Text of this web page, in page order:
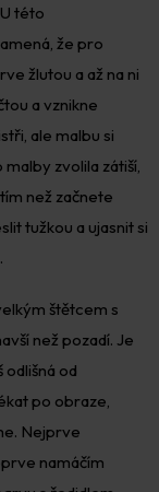
této
že pro
žlutou a až na ni
a vznikne
ale malbu si
zvolila zátiší,
než začnete
tužkou a ujasnit si
štětcem s
než pozadí. Je
od
po obraze,
Nejprve
namáčím